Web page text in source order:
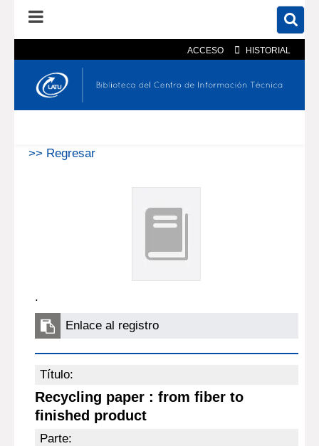
ACCESO HISTORIAL
En el catálogo En el sitio
>> Regresar
.
Enlace al registro
Título:
Recycling paper : from fiber to
finished product
Parte: